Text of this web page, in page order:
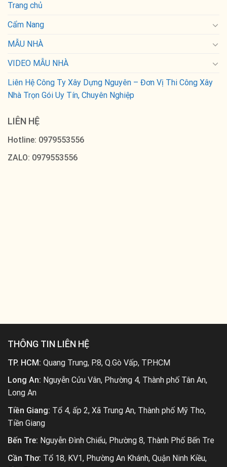
Trang chủ
Cẩm Nang
MẪU NHÀ
VIDEO MẪU NHÀ
Liên Hệ Công Ty Xây Dựng Nguyên – Đơn Vị Thi Công Xây
Nhà Trọn Gói Uy Tín, Chuyên Nghiệp
LIÊN HỆ
Hotline: 0979553556
ZALO: 0979553556
THÔNG TIN LIÊN HỆ
TP. HCM: Quang Trung, P.8, Q.Gò Vấp, TP.HCM
Long An: Nguyễn Cửu Vân, Phường 4, Thành phố Tân An,
Long An
Tiền Giang: Tổ 4, ấp 2, Xã Trung An, Thành phố Mỹ Tho,
Tiền Giang
Bến Tre: Nguyễn Đình Chiểu, Phường 8, Thành Phố Bến Tre
Cần Thơ: Tổ 18, KV1, Phường An Khánh, Quận Ninh Kiều,